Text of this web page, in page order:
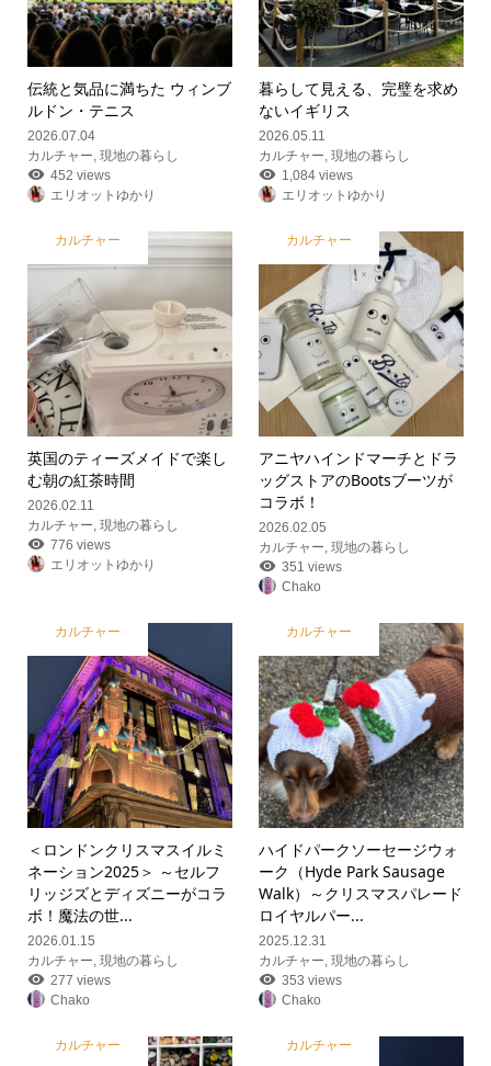
伝統と気品に満ちた ウィンブ
ルドン・テニス
2026.07.04
カルチャー, 現地の暮らし
452 views
エリオットゆかり
暮らして見える、完璧を求め
ないイギリス
2026.05.11
カルチャー,現地の暮らし
1,084 views
エリオットゆかり
カルチャー
英国のティーズメイドで楽し
む朝の紅茶時間
2026.02.11
カルチャー, 現地の暮らし
776 views
エリオットゆかり
カルチャー
アニヤハインドマーチとドラ
ッグストアのBootsブーツが
コラボ！
2026.02.05
カルチャー,現地の暮らし
351 views
Chako
カルチャー
＜ロンドンクリスマスイルミ
ネーション2025＞ ～セルフ
リッジズとディズニーがコラ
ボ！魔法の世...
2026.01.15
カルチャー 現地の暮らし
277 views
Chako
カルチャー
ハイドパークソーセージウォ
ーク（Hyde Park Sausage
Walk）～クリスマスパレード
ロイヤルパー...
2025.12.31
カルチャー ,現地の暮らし
353 views
Chako
カルチャー カルチャー